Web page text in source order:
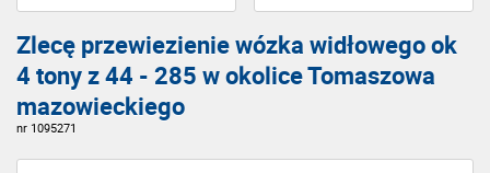
Zlecę przewiezienie wózka widłowego ok
4 tony z 44 - 285 w okolice Tomaszowa
mazowieckiego
nr 1095271